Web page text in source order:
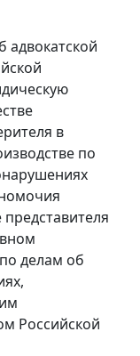
адвокатской
в
по
делам об
Российской